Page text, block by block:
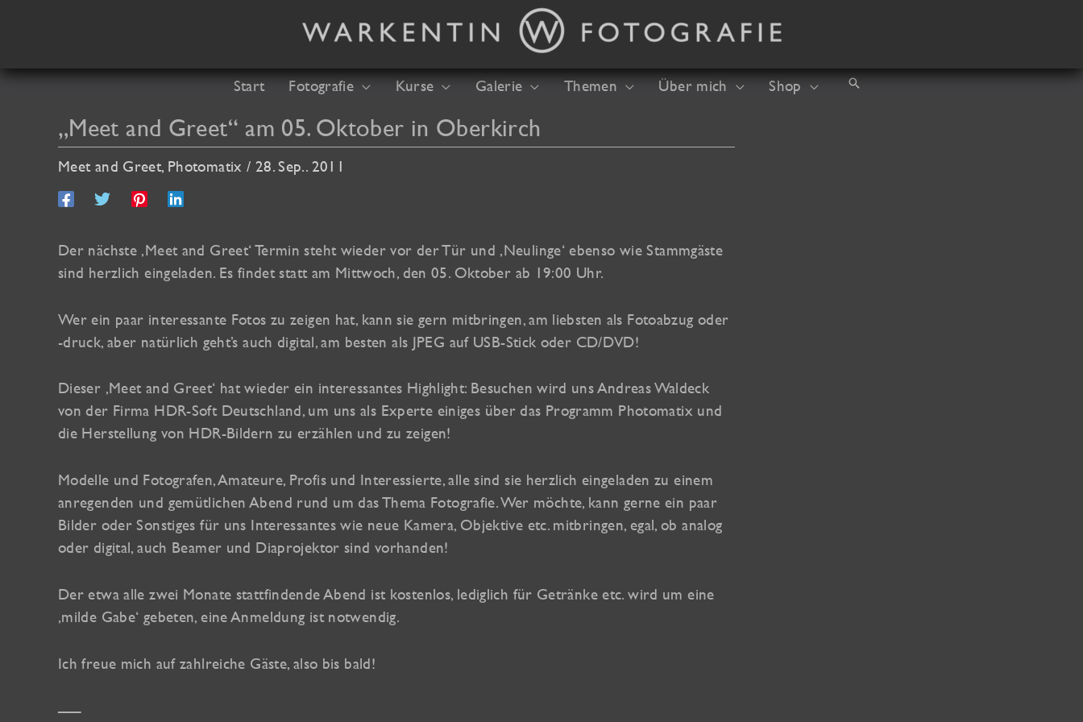
Start Fotografie Kurse Galerie Themen Über mich Shop Suchen
„Meet and Greet“ am 05. Oktober in Oberkirch
Meet and Greet, Photomatix / 28. Sep.. 2011
Der nächste ‚Meet and Greet‘ Termin steht wieder vor der Tür und ‚Neulinge‘ ebenso wie Stammgäste
sind herzlich eingeladen. Es findet statt am Mittwoch, den 05. Oktober ab 19:00 Uhr.
Wer ein paar interessante Fotos zu zeigen hat, kann sie gern mitbringen, am liebsten als Fotoabzug oder
-druck, aber natürlich geht’s auch digital, am besten als JPEG auf USB-Stick oder CD/DVD!
Dieser ‚Meet and Greet‘ hat wieder ein interessantes Highlight: Besuchen wird uns Andreas Waldeck
von der Firma HDR-Soft Deutschland, um uns als Experte einiges über das Programm Photomatix und
die Herstellung von HDR-Bildern zu erzählen und zu zeigen!
Modelle und Fotografen, Amateure, Profis und Interessierte, alle sind sie herzlich eingeladen zu einem
anregenden und gemütlichen Abend rund um das Thema Fotografie. Wer möchte, kann gerne ein paar
Bilder oder Sonstiges für uns Interessantes wie neue Kamera, Objektive etc. mitbringen, egal, ob analog
oder digital, auch Beamer und Diaprojektor sind vorhanden!
Der etwa alle zwei Monate stattfindende Abend ist kostenlos, lediglich für Getränke etc. wird um eine
‚milde Gabe‘ gebeten, eine Anmeldung ist notwendig.
Ich freue mich auf zahlreiche Gäste, also bis bald!
—–